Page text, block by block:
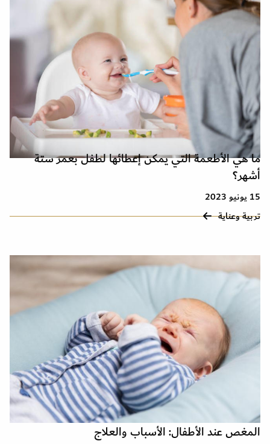
ما هي الأطعمة التي يمكن إعطائها لطفل بعمر ستة
أشهر؟
15 يونيو 2023
تربية وعناية
المغص عند الأطفال: الأسباب والعلاج